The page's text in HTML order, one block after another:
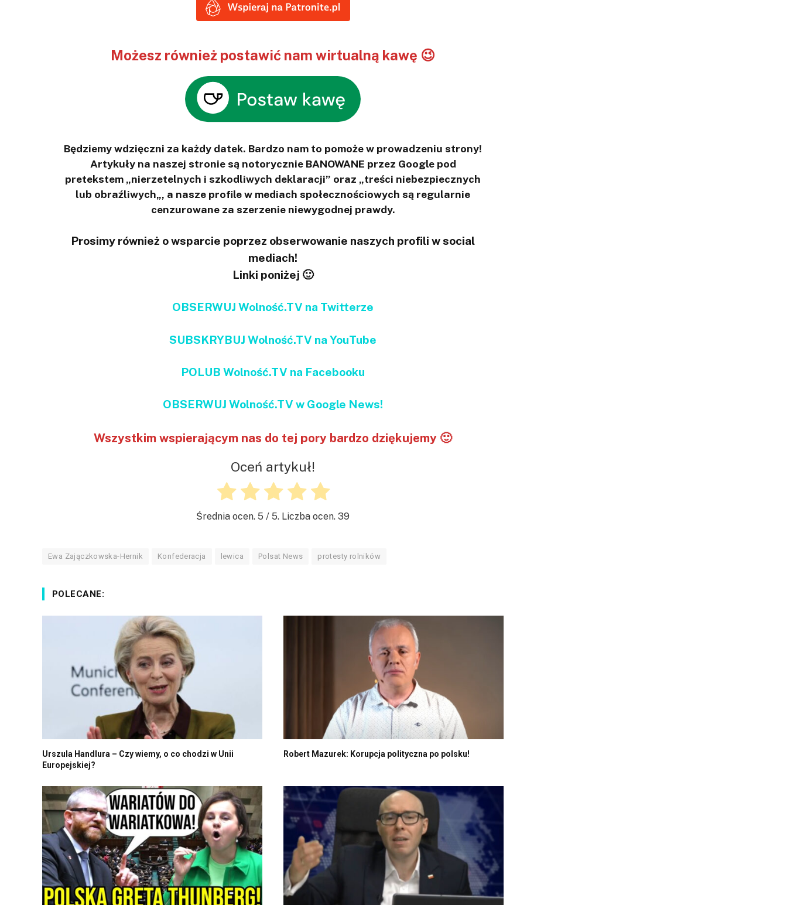
Możesz również postawić nam wirtualną kawę 😉
Będziemy wdzięczni za każdy datek. Bardzo nam to pomoże w prowadzeniu strony!
Artykuły na naszej stronie są notorycznie BANOWANE przez Google pod
pretekstem „nierzetelnych i szkodliwych deklaracji” oraz „treści niebezpiecznych
lub obraźliwych„, a nasze profile w mediach społecznościowych są regularnie
cenzurowane za szerzenie niewygodnej prawdy.
Prosimy również o wsparcie poprzez obserwowanie naszych profili w social
mediach!
Linki poniżej 🙂
OBSERWUJ Wolność.TV na Twitterze
SUBSKRYBUJ Wolność.TV na YouTube
POLUB Wolność.TV na Facebooku
OBSERWUJ Wolność.TV w Google News!
Wszystkim wspierającym nas do tej pory bardzo dziękujemy 🙂
Oceń artykuł!
Średnia ocen. 5 / 5. Liczba ocen. 39
Ewa Zajączkowska-Hernik Konfederacja lewica Polsat News protesty rolników
POLECANE:
Urszula Handlura – Czy wiemy, o co chodzi w Unii
Europejskiej?
Robert Mazurek: Korupcja polityczna po polsku!